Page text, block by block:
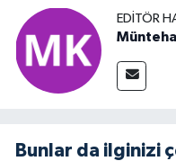
EDITÖR
Bunlar da ilginizi